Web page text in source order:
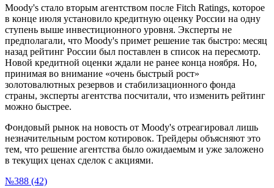
Moody's стало вторым агентством после Fitch Ratings, которое
в конце июля установило кредитную оценку России на одну
ступень выше инвестиционного уровня. Эксперты не
предполагали, что Moody's примет решение так быстро: месяц
назад рейтинг России был поставлен в список на пересмотр.
Новой кредитной оценки ждали не ранее конца ноября. Но,
принимая во внимание «очень быстрый рост»
золотовалютных резервов и стабилизационного фонда
страны, эксперты агентства посчитали, что изменить рейтинг
можно быстрее.
Фондовый рынок на новость от Moody's отреагировал лишь
незначительным ростом котировок. Трейдеры объясняют это
тем, что решение агентства было ожидаемым и уже заложено
в текущих ценах сделок с акциями.
№388 (42)